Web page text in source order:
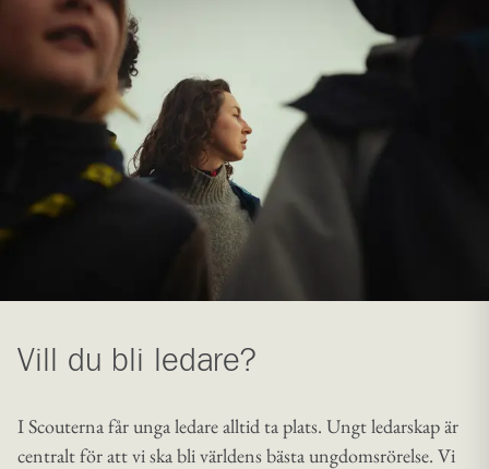
Vill du bli ledare?
I Scouterna får unga ledare alltid ta plats. Ungt ledarskap är
centralt för att vi ska bli världens bästa ungdomsrörelse. Vi